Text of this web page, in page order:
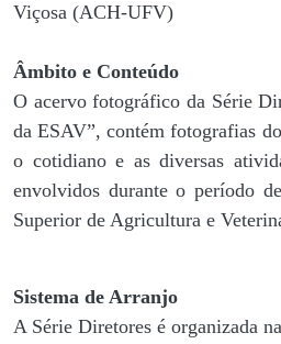
Viçosa (ACH-UFV)
Âmbito e Conteúdo
O acervo fotográfico da Série
da ESAV”, contém fotografias
o cotidiano e as diversas
envolvidos durante o período
Superior de Agricultura e
Sistema de Arranjo
A Série Diretores é organizada